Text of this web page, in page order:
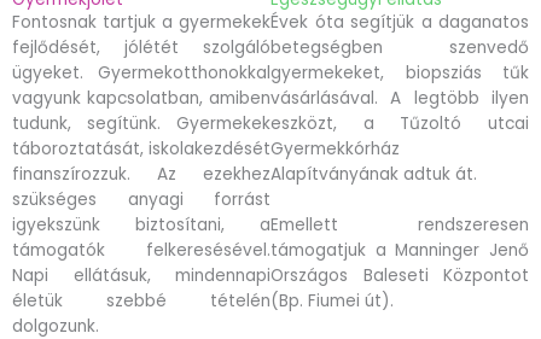
Fontosnak tartjuk a gyermekek
fejlődését, jólétét szolgáló
ügyeket. Gyermekotthonokkal
vagyunk kapcsolatban, amiben
tudunk, segítünk. Gyermekek
táboroztatását, iskolakezdését
finanszírozzuk. Az ezekhez
szükséges anyagi forrást
igyekszünk biztosítani, a
támogatók felkeresésével.
Napi ellátásuk, mindennapi
életük szebbé tételén
dolgozunk.
Évek óta segítjük a daganatos
betegségben szenvedő
gyermekeket, biopsziás tűk
vásárlásával. A legtöbb ilyen
eszközt, a Tűzoltó utcai
Gyermekkórház
Alapítványának adtuk át.
Emellett rendszeresen
támogatjuk a Manninger Jenő
Országos Baleseti Központot
(Bp. Fiumei út).